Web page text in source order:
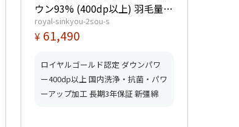
ウン93% (400dp以上) 羽毛量
1.4kg 【5つ星ロイヤルゴールド
取得】【グッドふとんマーク取
royal-sinkyou-2sou-s
¥ 61,490
ロイヤルゴールド認定 ダウンパワ
ー400dp以上 国内洗浄・抗菌・パワ
ーアップ加工 長期3年保証 新彊綿